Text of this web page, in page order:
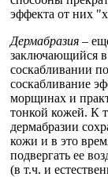
эффекта от них
Дермабразия –
заключающийся
соскабливании
соскабливание
морщинах и
тонкой кожей. К
дермабразии
кожи и в это
подвергать ее
(в т.ч. и